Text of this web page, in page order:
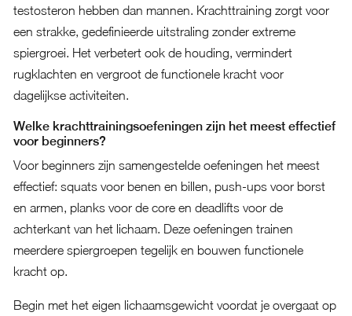
testosteron hebben dan mannen. Krachttraining zorgt voor
een strakke, gedefinieerde uitstraling zonder extreme
spiergroei. Het verbetert ook de houding, vermindert
rugklachten en vergroot de functionele kracht voor
dagelijkse activiteiten.
Welke krachttrainingsoefeningen zijn het meest effectief
voor beginners?
Voor beginners zijn samengestelde oefeningen het meest
effectief: squats voor benen en billen, push-ups voor borst
en armen, planks voor de core en deadlifts voor de
achterkant van het lichaam. Deze oefeningen trainen
meerdere spiergroepen tegelijk en bouwen functionele
kracht op.
Begin met het eigen lichaamsgewicht voordat je overgaat op